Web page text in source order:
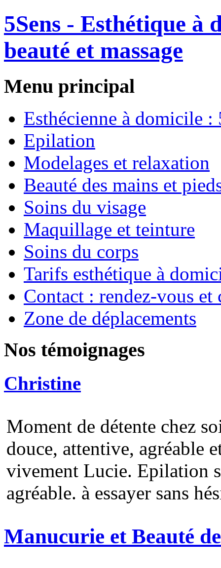
5Sens - Esthétique à
beauté et massage
Menu principal
Esthécienne à domicile :
Epilation
Modelages et relaxation
Beauté des mains et
Soins du visage
Maquillage et teinture
Soins du corps
Tarifs esthétique à
Contact : rendez-vous et
Zone de déplacements
Nos témoignages
Christine
Moment de détente chez
douce, attentive, agréable
vivement Lucie. Epilation
agréable. à essayer sans
Manucurie et Beauté